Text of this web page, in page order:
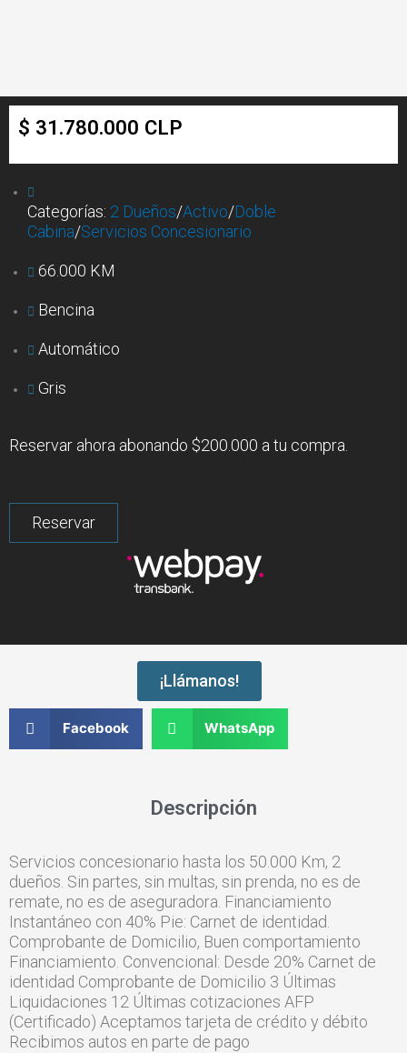
$ 31.780.000 CLP
Categorías: 2 Dueños/Activo/Doble
Cabina/Servicios Concesionario
66.000 KM
Bencina
Automático
Gris
Reservar ahora abonando $200.000 a tu compra.
¡Llámanos!
Facebook WhatsApp
Descripción
Servicios concesionario hasta los 50.000 Km, 2
dueños. Sin partes, sin multas, sin prenda, no es de
remate, no es de aseguradora. Financiamiento
Instantáneo con 40% Pie: Carnet de identidad.
Comprobante de Domicilio, Buen comportamiento
Financiamiento. Convencional: Desde 20% Carnet de
identidad Comprobante de Domicilio 3 Últimas
Liquidaciones 12 Últimas cotizaciones AFP
(Certificado) Aceptamos tarjeta de crédito y débito
Recibimos autos en parte de pago